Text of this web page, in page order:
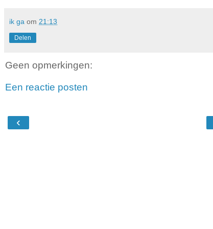
ik ga om 21:13
Delen
Geen opmerkingen:
Een reactie posten
‹